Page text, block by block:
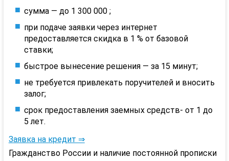
сумма — до 1 300 000 ;
при подаче заявки через интернет
предоставляется скидка в 1 % от базовой
ставки;
быстрое вынесение решения — за 15 минут;
не требуется привлекать поручителей и вносить
залог;
срок предоставления заемных средств- от 1 до
5 лет.
Заявка на кредит ⇒
Гражданство России и наличие постоянной прописки